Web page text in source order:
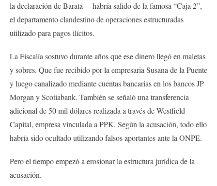
la declaración de Barata— habría salido de la famosa “Caja 2”,
el departamento clandestino de operaciones estructuradas
utilizado para pagos ilícitos.
La Fiscalía sostuvo durante años que ese dinero llegó en maletas
y sobres. Que fue recibido por la empresaria Susana de la Puente
y luego canalizado mediante cuentas bancarias en los bancos JP
Morgan y Scotiabank. También se señaló una transferencia
adicional de 50 mil dólares realizada a través de Westfield
Capital, empresa vinculada a PPK. Según la acusación, todo ello
habría sido ocultado utilizando falsos aportantes ante la ONPE.
Pero el tiempo empezó a erosionar la estructura jurídica de la
acusación.